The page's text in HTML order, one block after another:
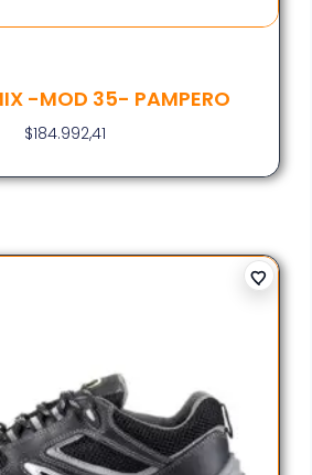
-MOD 35- PAMPERO
$184.992,41